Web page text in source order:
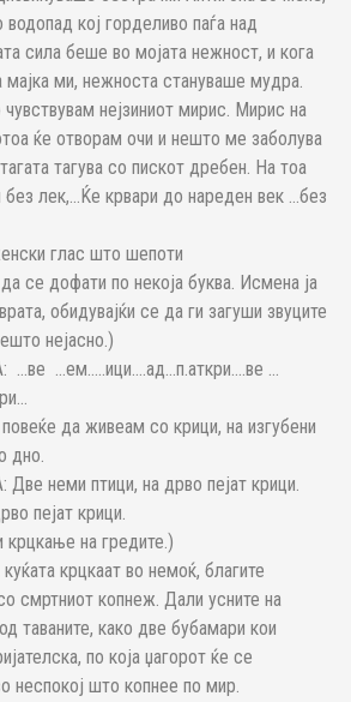
кој горделиво паѓа над
сила беше во мојата нежност, и кога
мајка ми, нежноста стануваше мудра.
нејзиниот мирис. Мирис на
ќе отворам очи и нешто ме заболува
тагува со пискот дребен. На тоа
без лек,…Ќе крвари до нареден век …без
глас што шепоти
се дофати по некоја буква. Исмена ја
обидувајќи се да ги загуши звуците
нејасно.)
…ем…..ици….ад…п.аткри….ве …
да живеам со крици, на изгубени
дно.
неми птици, на дрво пејат крици.
пејат крици.
на гредите.)
крцкаат во немоќ, благите
смртниот копнеж. Дали усните на
таваните, како две бубамари кои
по која џагорот ќе се
неспокој што копнее по мир.